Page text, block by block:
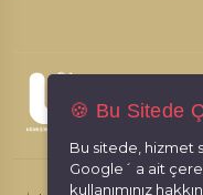
Doğal Lezzetlere Bir
Ufresh olarak bu
© 2026,
🍪 Bu Sitede
Bu sitede, hizmet
Google´ a ait
kullanımınız